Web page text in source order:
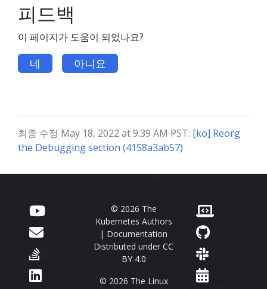
피드백
이 페이지가 도움이 되었나요?
네 아니요
최종 수정 May 18, 2022 at 9:39 AM PST: [ko] Reorg
the Debugging section (4158a3ab57)
© 2026 The
Kubernetes Authors
| Documentation
Distributed under CC
BY 4.0
© 2026 The Linux